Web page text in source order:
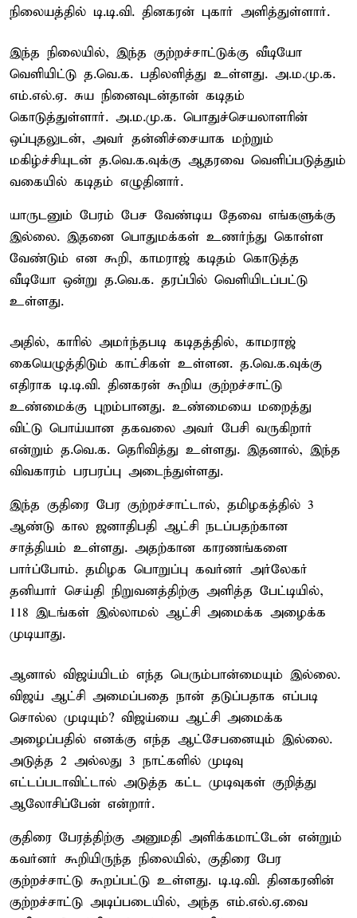
நிலையத்தில் டி.டி.வி. தினகரன் புகார் அளித்துள்ளார்.
இந்த நிலையில், இந்த குற்றச்சாட்டுக்கு வீடியோ
வெளியிட்டு த.வெ.க. பதிலளித்து உள்ளது. அ.ம.மு.க.
எம்.எல்.ஏ. சுய நினைவுடன்தான் கடிதம்
கொடுத்துள்ளார். அ.ம.மு.க. பொதுச்செயலாளரின்
ஒப்புதலுடன், அவர் தன்னிச்சையாக மற்றும்
மகிழ்ச்சியுடன் த.வெ.க.வுக்கு ஆதரவை வெளிப்படுத்தும்
வகையில் கடிதம் எழுதினார்.
யாருடனும் பேரம் பேச வேண்டிய தேவை எங்களுக்கு
இல்லை. இதனை பொதுமக்கள் உணர்ந்து கொள்ள
வேண்டும் என கூறி, காமராஜ் கடிதம் கொடுத்த
வீடியோ ஒன்று த.வெ.க. தரப்பில் வெளியிடப்பட்டு
உள்ளது.
அதில், காரில் அமர்ந்தபடி கடிதத்தில், காமராஜ்
கையெழுத்திடும் காட்சிகள் உள்ளன. த.வெ.க.வுக்கு
எதிராக டி.டி.வி. தினகரன் கூறிய குற்றச்சாட்டு
உண்மைக்கு புறம்பானது. உண்மையை மறைத்து
விட்டு பொய்யான தகவலை அவர் பேசி வருகிறார்
என்றும் த.வெ.க. தெரிவித்து உள்ளது. இதனால், இந்த
விவகாரம் பரபரப்பு அடைந்துள்ளது.
இந்த குதிரை பேர குற்றச்சாட்டால், தமிழகத்தில் 3
ஆண்டு கால ஜனாதிபதி ஆட்சி நடப்பதற்கான
சாத்தியம் உள்ளது. அதற்கான காரணங்களை
பார்ப்போம். தமிழக பொறுப்பு கவர்னர் அர்லேகர்
தனியார் செய்தி நிறுவனத்திற்கு அளித்த பேட்டியில்,
118 இடங்கள் இல்லாமல் ஆட்சி அமைக்க அழைக்க
முடியாது.
ஆனால் விஜய்யிடம் எந்த பெரும்பான்மையும் இல்லை.
விஜய் ஆட்சி அமைப்பதை நான் தடுப்பதாக எப்படி
சொல்ல முடியும்? விஜய்யை ஆட்சி அமைக்க
அழைப்பதில் எனக்கு எந்த ஆட்சேபனையும் இல்லை.
அடுத்த 2 அல்லது 3 நாட்களில் முடிவு
எட்டப்படாவிட்டால் அடுத்த கட்ட முடிவுகள் குறித்து
ஆலோசிப்பேன் என்றார்.
குதிரை பேரத்திற்கு அனுமதி அளிக்கமாட்டேன் என்றும்
கவர்னர் கூறியிருந்த நிலையில், குதிரை பேர
குற்றச்சாட்டு கூறப்பட்டு உள்ளது. டி.டி.வி. தினகரனின்
குற்றச்சாட்டு அடிப்படையில், அந்த எம்.எல்.ஏ.வை